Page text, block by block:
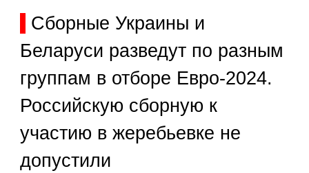
Сборные Украины и
Беларуси разведут по разным
группам в отборе Евро-2024.
Российскую сборную к
участию в жеребьевке не
допустили